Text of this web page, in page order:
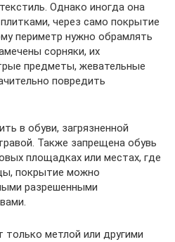
Однако иногда она
через само покрытие
периметр нужно обрамлять
сорняки, их
предметы, жевательные
повредить
в обуви, загрязненной
Также запрещена обувь
площадках или местах, где
покрытие можно
разрешенными
метлой или другими